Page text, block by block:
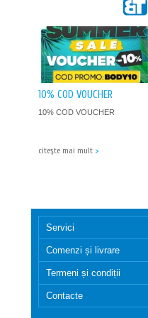
cauza coloranților naturali.
10% COD VOUCHER
10% COD VOUCHER
citeşte mai mult >
Servici
Comenzi și livrare
Termeni și condiții
Contacte